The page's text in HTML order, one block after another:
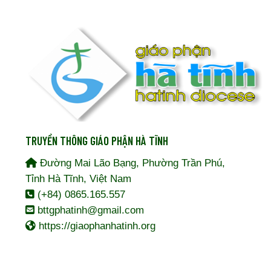
TRUYỀN THÔNG GIÁO PHẬN HÀ TĨNH
Đường Mai Lão Bạng, Phường Trần Phú,
Tỉnh Hà Tĩnh, Việt Nam
(+84) 0865.165.557
bttgphatinh@gmail.com
https://giaophanhatinh.org